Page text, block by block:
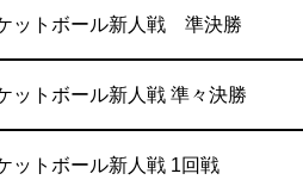
ットボール新人戦 準決勝
ットボール新人戦 準々決勝
ットボール新人戦 1回戦